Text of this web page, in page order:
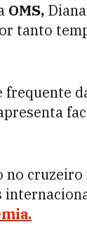
OMS,
tanto
frequente
cruzeiro